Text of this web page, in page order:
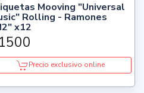
Mooving "Universal
Rolling - Ramones
x12
Precio exclusivo online